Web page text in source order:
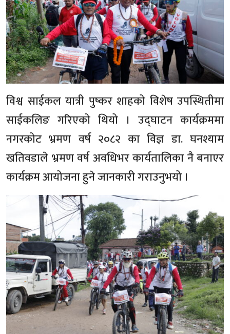
विश्व साईकल यात्री पुष्कर शाहको विशेष उपस्थितीमा
साईकलिङ गरिएको थियो । उद्घाटन कार्यक्रममा
नगरकोट भ्रमण वर्ष २०८२ का विज्ञ डा. घनश्याम
खतिवडाले भ्रमण वर्ष अवधिभर कार्यतालिका नै बनाएर
कार्यक्रम आयोजना हुने जानकारी गराउनुभयो ।